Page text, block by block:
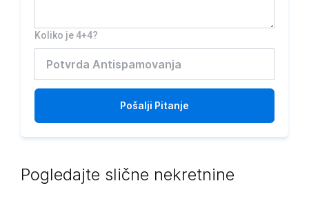
Koliko je 4+4?
Pošalji Pitanje
Pogledajte slične nekretnine